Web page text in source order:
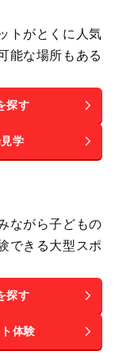
トがとくに人気
能な場所もある
探す
学
ながら子どもの
できる大型スポ
探す
体験